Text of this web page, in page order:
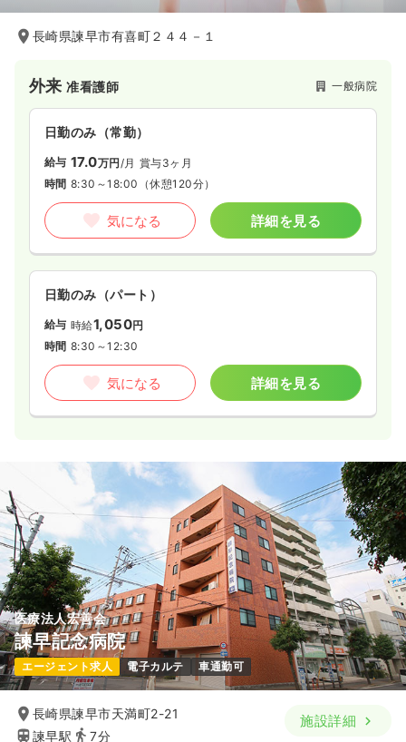
日勤のみ（常勤）
給与 21.0〜28.3
時間 8:30～17:00
4週8休以上
オンコールあり 月給28万円以上可
日勤のみ（パート） 一時募集休止
給与 時給1,300円〜
時間 8:30～17:00
オンコールあり
時給1,300円以上可
気になる
透析正・准看護師 一般病院
給与 24.0〜25.0万円 /月
※経験8年の例
7:45～16:15（休憩60分）
日曜休み
4週8休以上 月給28万円以上可
気になる 詳細を見る
日勤のみ（パート） 一時募集休止
給与 時給1,300円
日曜休み
時給1,300円以上可
長崎県諫早市有喜町２４４－１
外来准看護師 一般病院
日勤のみ（常勤）
給与 17.0万円/月 賞与3ヶ月
時間 8:30～18:00 （休憩120分）
気になる 詳細を見る
日勤のみ（パート）
給与 時給1,050円
時間 8:30～12:30
気になる 詳細を見る
医療法人宏善会
諫早記念病院
エージェント求人 電子カルテ 車通勤可
長崎県諫早市天満町2-21
諫早駅
7分
施設詳細